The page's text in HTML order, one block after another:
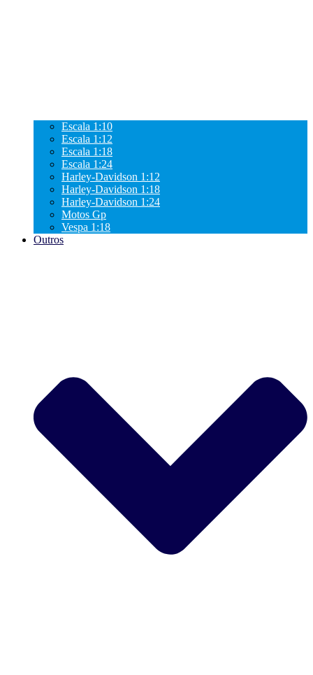
Escala 1:10
Escala 1:12
Escala 1:18
Escala 1:24
Harley-Davidson 1:12
Harley-Davidson 1:18
Harley-Davidson 1:24
Motos Gp
Vespa 1:18
Outros